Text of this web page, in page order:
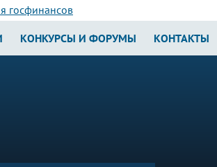
госфинансов
КОНКУРСЫ И ФОРУМЫ КОНТАКТЫ